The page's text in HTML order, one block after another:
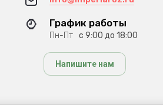
График работы
Пн-Пт с 9:00 до 18:00
Напишите нам